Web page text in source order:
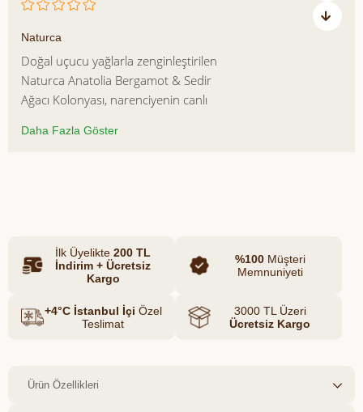
Naturca
Doğal uçucu yağlarla zenginleştirilen
Naturca Anatolia Bergamot & Sedir
Ağacı Kolonyası, narenciyenin canlı
derinliğiyle buluşturur. Bergamot,
kolonya, özellikle günlük kullanımda
ferah ve dengeli bir koku deneyimi
hızla kurur, ciltte hafif ve temiz bir his
Daha Fazla Göster
İlk Üyelikte 200 TL
İndirim + Ücretsiz
Kargo
%100Müşteri
Memnuniyeti
+4°C İstanbul İçi Özel
Teslimat
3000 TL Üzeri
Ücretsiz Kargo
Ürün Özellikleri